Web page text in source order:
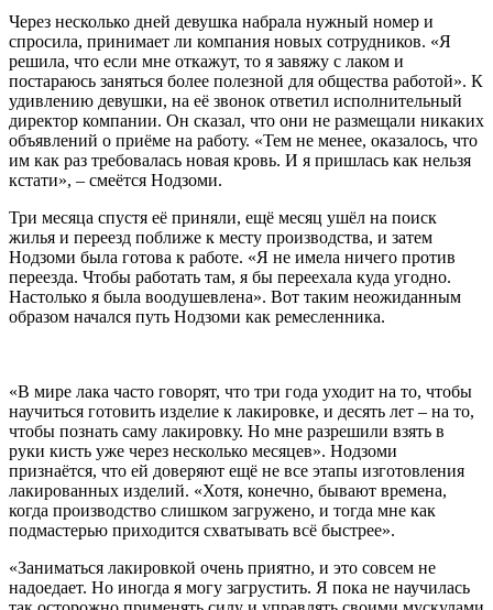
Через несколько дней девушка набрала нужный номер и
спросила, принимает ли компания новых сотрудников. «Я
решила, что если мне откажут, то я завяжу с лаком и
постараюсь заняться более полезной для общества работой». К
удивлению девушки, на её звонок ответил исполнительный
директор компании. Он сказал, что они не размещали никаких
объявлений о приёме на работу. «Тем не менее, оказалось, что
им как раз требовалась новая кровь. И я пришлась как нельзя
кстати», – смеётся Нодзоми.
Три месяца спустя её приняли, ещё месяц ушёл на поиск
жилья и переезд поближе к месту производства, и затем
Нодзоми была готова к работе. «Я не имела ничего против
переезда. Чтобы работать там, я бы переехала куда угодно.
Настолько я была воодушевлена». Вот таким неожиданным
образом начался путь Нодзоми как ремесленника.
«В мире лака часто говорят, что три года уходит на то, чтобы
научиться готовить изделие к лакировке, и десять лет – на то,
чтобы познать саму лакировку. Но мне разрешили взять в
руки кисть уже через несколько месяцев». Нодзоми
признаётся, что ей доверяют ещё не все этапы изготовления
лакированных изделий. «Хотя, конечно, бывают времена,
когда производство слишком загружено, и тогда мне как
подмастерью приходится схватывать всё быстрее».
«Заниматься лакировкой очень приятно, и это совсем не
надоедает. Но иногда я могу загрустить. Я пока не научилась